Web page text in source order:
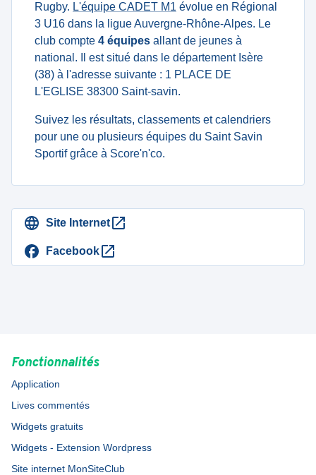
Rugby. L'équipe CADET M1 évolue en Régional
3 U16 dans la ligue Auvergne-Rhône-Alpes. Le
club compte 4 équipes allant de jeunes à
national. Il est situé dans le département Isère
(38) à l'adresse suivante : 1 PLACE DE
L'EGLISE 38300 Saint-savin.
Suivez les résultats, classements et calendriers
pour une ou plusieurs équipes du Saint Savin
Sportif grâce à Score'n'co.
Site Internet
Facebook
Fonctionnalités
Application
Lives commentés
Widgets gratuits
Widgets - Extension Wordpress
Site internet MonSiteClub